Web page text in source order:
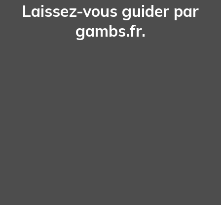
Laissez-vous guider par
gambs.fr.